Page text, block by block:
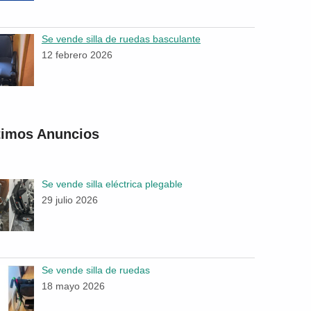
Se vende silla de ruedas basculante
12 febrero 2026
Anuncios
Se vende silla eléctrica plegable
29 julio 2026
Se vende silla de ruedas
18 mayo 2026